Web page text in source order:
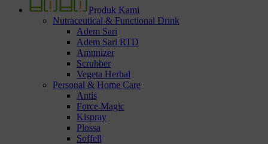
Produk Kami
Nutraceutical & Functional Drink
Adem Sari
Adem Sari RTD
Amunizer
Scrubber
Vegeta Herbal
Personal & Home Care
Antis
Force Magic
Kispray
Plossa
Soffell